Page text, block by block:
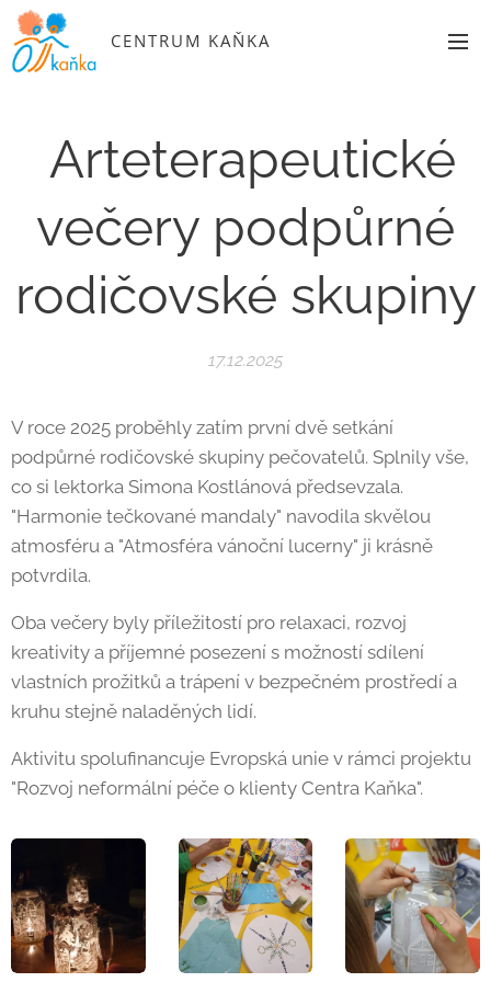
CENTRUM KAŇKA
Arteterapeutické
večery podpůrné
rodičovské skupiny
17.12.2025
V roce 2025 proběhly zatím první dvě setkání
podpůrné rodičovské skupiny pečovatelů. Splnily vše,
co si lektorka Simona Kostlánová předsevzala.
"Harmonie tečkované mandaly" navodila skvělou
atmosféru a "Atmosféra vánoční lucerny" ji krásně
potvrdila.
Oba večery byly příležitostí pro relaxaci, rozvoj
kreativity a příjemné posezení s možností sdílení
vlastních prožitků a trápení v bezpečném prostředí a
kruhu stejně naladěných lidí.
Aktivitu spolufinancuje Evropská unie v rámci projektu
"Rozvoj neformální péče o klienty Centra Kaňka".